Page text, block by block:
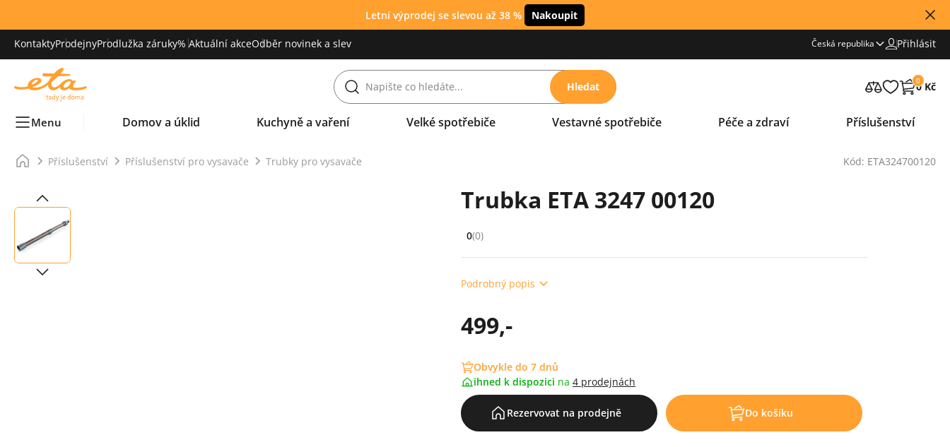
Letní výprodej se slevou až 38 % Nakoupit
KontaktyProdejnyProdlužka záruky% Aktuální akceOdběr novinek a slev Česká republika Přihlásit
Hledat 0
0 Kč
Menu Domov a úklid Kuchyně a vaření Velké spotřebiče Vestavné spotřebiče Péče a zdraví Příslušenství
Příslušenství Příslušenství pro vysavače Trubky pro vysavače Kód: ETA324700120
Trubka ETA 3247 00120
Hodnocení: 0 z 5 (0 recenzí)
0(0)
Podrobný popis
499,-
Obvykle do 7 dnů
ihned k dispozici na 4 prodejnách
Rezervovat na prodejně Do košíku